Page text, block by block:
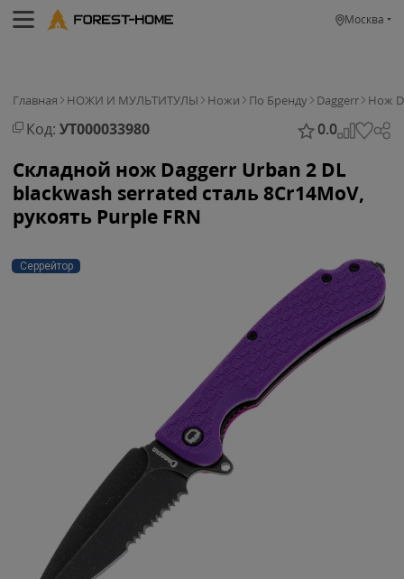
Москва
Главная НОЖИ И МУЛЬТИТУЛЫ Ножи По Бренду Daggerr Нож
Код: УТ000033980 0.0
Складной нож Daggerr Urban 2 DL
blackwash serrated сталь 8Cr14MoV,
рукоять Purple FRN
Серрейтор